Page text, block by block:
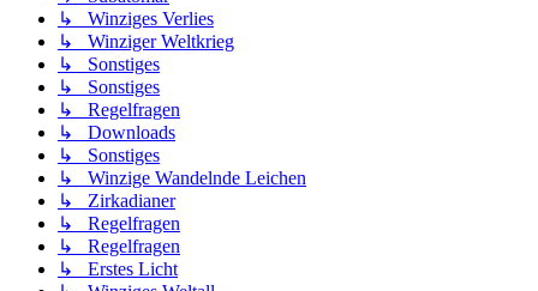
↳ Winziges Verlies
↳ Winziger Weltkrieg
↳ Sonstiges
↳ Sonstiges
↳ Regelfragen
↳ Downloads
↳ Sonstiges
↳ Winzige Wandelnde Leichen
↳ Zirkadianer
↳ Regelfragen
↳ Regelfragen
↳ Erstes Licht